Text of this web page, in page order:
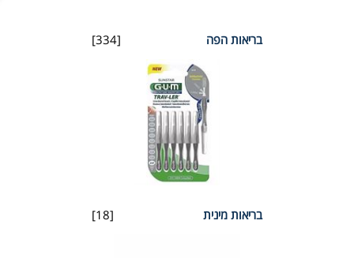
[334] בריאות הפה
[18] בריאות מינית